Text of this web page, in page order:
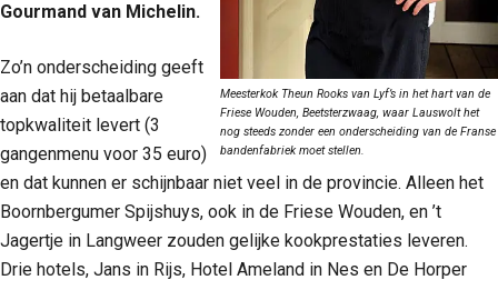
Meesterkok Theun Rooks van Lyf’s in het hart van de
Friese Wouden, Beetsterzwaag, waar Lauswolt het
nog steeds zonder een onderscheiding van de Franse
bandenfabriek moet stellen.
Gourmand van Michelin.
Zo’n onderscheiding geeft
aan dat hij betaalbare
topkwaliteit levert (3
gangenmenu voor 35 euro)
en dat kunnen er schijnbaar niet veel in de provincie. Alleen het
Boornbergumer Spijshuys, ook in de Friese Wouden, en ’t
Jagertje in Langweer zouden gelijke kookprestaties leveren.
Drie hotels, Jans in Rijs, Hotel Ameland in Nes en De Horper